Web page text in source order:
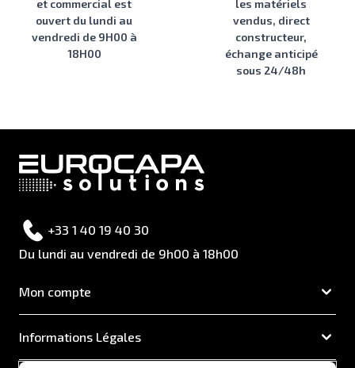
et commercial est
ouvert du lundi au
vendredi de 9H00 à
18H00
les matériels
vendus, direct
constructeur,
échange anticipé
sous 24/48h
+33 1 40 19 40 30
Du lundi au vendredi de 9h00 à 18h00
Mon compte
Informations Légales